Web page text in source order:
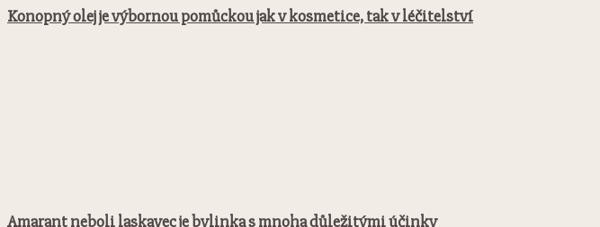
Konopný olej je výbornou pomůckou jak v kosmetice, tak v léčitelství
Amarant neboli laskavec je bylinka s mnoha důležitými účinky